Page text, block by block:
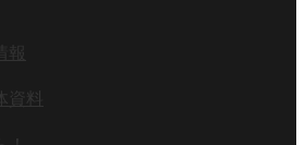
報
資料